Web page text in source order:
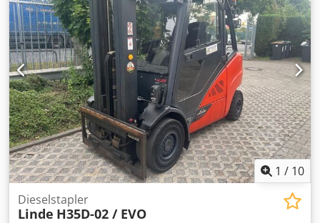
Dieselstapler Fahrgestellnummer: H2X394B00131
Lastschwerpunkt: 500 ISO Klasse: ISO Klasse 4 = 5.000 -
10.000 kg Masttyp: Standard Zustand Technisch: sehr gut
Bereifung vorne Typ: Non Marking Bereifung vorne
Zustand: 60 - 80% Dedpfeztg R Hox Al Djwa Bereifung
hinten Typ: Non Marking Bereifung hinten Zustand: 60 -
80% Beschreibung: Werkstattgeprüft mit UVV-Abnahme
Seitenschieber, Zinkenverstellgerät, 3. Ventil, 4. Ventil,
Arbeitsscheinwerfer hinten, Arbeitsscheinwerfer vorn,
Heizung, Vollkabine, CE Zertifikat, Scheibenwischer,
1 / 10
Dieselstapler
Linde H35D-02 / EVO